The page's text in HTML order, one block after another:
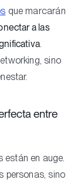
que marcarán
a las
.
sino
entre
están en auge.
personas, sino